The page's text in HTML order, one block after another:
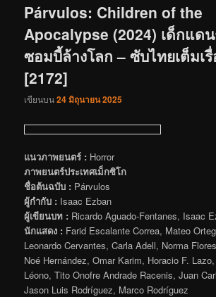
Párvulos: Children of the
Apocalypse (2024) เด็กแดน
ซอมบี้ล้างโลก – ซับไทยเต็มเรื่
[2172]
เขียนบน24 มิถุนายน 2025
แนวภาพยนตร์ : Horror
ภาพยนตร์ประเทศเม็กซิโก
ชื่อต้นฉบับ : Párvulos
ผู้กำกับ : Isaac Ezban
ผู้เขียนบท : Ricardo Aguado-Fentanes, Isaac
นักแสดง : Farid Escalante Correa, Mateo
Leonardo Cervantes, Carla Adell, Norma
Noé Hernández, Omar Karim, Horacio F.
Léono, Tito Onofre Andrade Racenis, Juan
Jason Luis Rodríguez, Marco Rodríguez